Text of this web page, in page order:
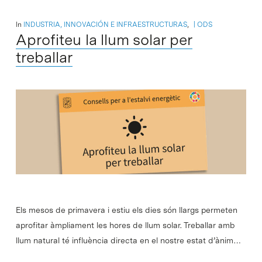
In INDUSTRIA, INNOVACIÓN E INFRAESTRUCTURAS, ODS
Aprofiteu la llum solar per
treballar
Els mesos de primavera i estiu els dies són llargs permeten
aprofitar àmpliament les hores de llum solar. Treballar amb
llum natural té influència directa en el nostre estat d’ànim…